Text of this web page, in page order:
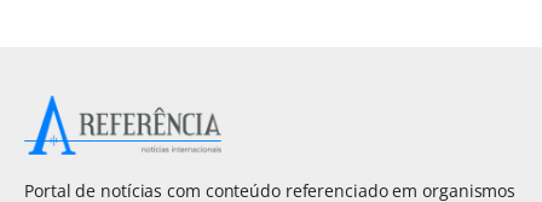
Portal de notícias com conteúdo referenciado em organismos